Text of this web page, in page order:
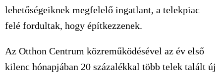
lehetőségeiknek megfelelő ingatlant, a telekpiac
felé fordultak, hogy építkezzenek.
Az Otthon Centrum közreműködésével az év első
kilenc hónapjában 20 százalékkal több telek talált új